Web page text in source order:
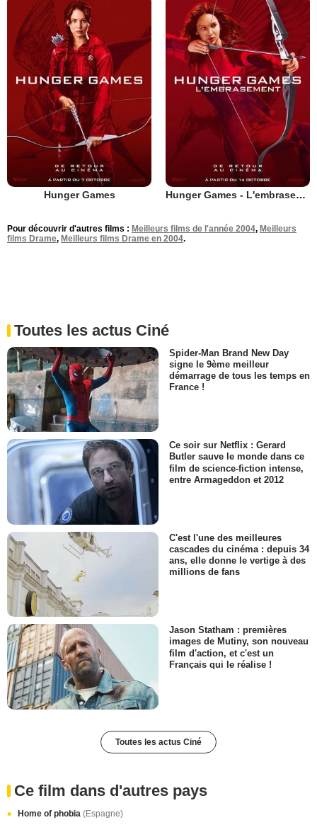
Hunger Games Hunger Games - L'embrasement
Pour découvrir d'autres films : Meilleurs films de l'année 2004, Meilleurs
films Drame, Meilleurs films Drame en 2004.
Toutes les actus Ciné
Spider-Man Brand New Day
signe le 9ème meilleur
démarrage de tous les temps en
France !
Ce soir sur Netflix : Gerard
Butler sauve le monde dans ce
film de science-fiction intense,
entre Armageddon et 2012
C'est l'une des meilleures
cascades du cinéma : depuis 34
ans, elle donne le vertige à des
millions de fans
Jason Statham : premières
images de Mutiny, son nouveau
film d'action, et c'est un
Français qui le réalise !
Toutes les actus Ciné
Ce film dans d'autres pays
Home of phobia (Espagne)